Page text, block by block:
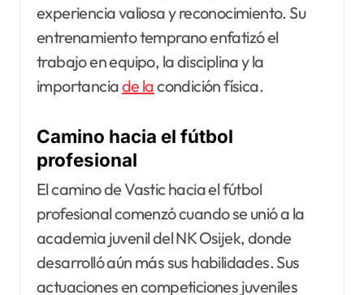
experiencia valiosa y reconocimiento. Su
entrenamiento temprano enfatizó el
trabajo en equipo, la disciplina y la
importanciade lacondición física.
Camino hacia el fútbol
profesional
El camino de Vastic hacia el fútbol
profesional comenzó cuando se unió a la
academia juvenil del NK Osijek, donde
desarrolló aún más sus habilidades. Sus
actuaciones en competiciones juveniles